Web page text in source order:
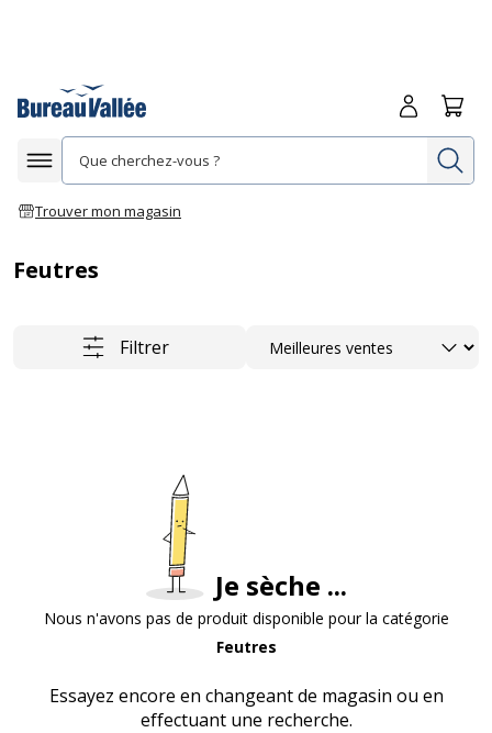
Afficher la navigation
Trouver mon magasin
Me
Feutres
Filtrer Trier
Je sèche ...
Nous n'avons pas de produit disponible pour la catégorie
Feutres
Essayez encore en changeant de magasin ou en
effectuant une recherche.